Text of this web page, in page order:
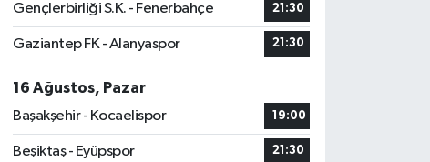
Gençlerbirliği S.K. - Fenerbahçe 21:30
Gaziantep FK - Alanyaspor 21:30
16 Ağustos, Pazar
Başakşehir - Kocaelispor
19:00
Beşiktaş - Eyüpspor 21:30